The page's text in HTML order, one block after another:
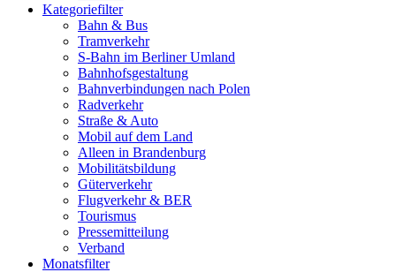
Kategoriefilter
Bahn & Bus
Tramverkehr
S-Bahn im Berliner Umland
Bahnhofsgestaltung
Bahnverbindungen nach Polen
Radverkehr
Straße & Auto
Mobil auf dem Land
Alleen in Brandenburg
Mobilitätsbildung
Güterverkehr
Flugverkehr & BER
Tourismus
Pressemitteilung
Verband
Monatsfilter